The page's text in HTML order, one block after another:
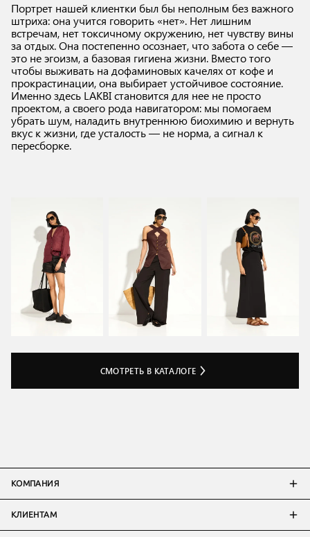
Портрет нашей клиентки был бы неполным без важного
штриха: она учится говорить «нет». Нет лишним
встречам, нет токсичному окружению, нет чувству вины
за отдых. Она постепенно осознает, что забота о себе —
это не эгоизм, а базовая гигиена жизни. Вместо того
чтобы выживать на дофаминовых качелях от кофе и
прокрастинации, она выбирает устойчивое состояние.
Именно здесь LAKBI становится для нее не просто
проектом, а своего рода навигатором: мы помогаем
убрать шум, наладить внутреннюю биохимию и вернуть
вкус к жизни, где усталость — не норма, а сигнал к
пересборке.
СМОТРЕТЬ В КАТАЛОГЕ
КОМПАНИЯ
КЛИЕНТАМ